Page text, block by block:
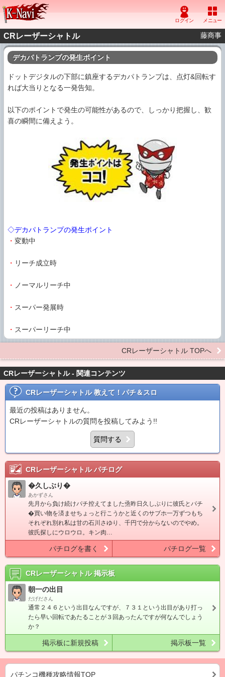
CRレーザーシャトル 藤商事
デカパトランプの発生ポイント
ドットデジタルの下部に鎮座するデカパトランプは、点灯&回転す
れば大当りとなる一発告知。
以下のポイントで発生の可能性があるので、しっかり把握し、歓
喜の瞬間に備えよう。
◇デカパトランプの発生ポイント
・ 変動中
・ リーチ成立時
・ ノーマルリーチ中
・ スーパー発展時
・ スーパーリーチ中
CRレーザーシャトル TOPへ
CRレーザーシャトル - 関連コンテンツ
CRレーザーシャトル教えて！パチ＆スロ
最近の投稿はありません。
CRレーザーシャトルの質問を投稿してみよう!!
質問する
CRレーザーシャトルパチログ
�久しぶり�
あかずさん
先月から負け続けパチ控えてました焏昨日久しぶりに彼氏とパチ
�買い物を済ませちょっと行こうかと近くのサブホ一万ずつもち
それぞれ別れ私は甘の石川さゆり、千円で分からないのでやめ。
彼氏探しにウロウロ。キン肉…
パチログを書く パチログ一覧
CRレーザーシャトル掲示板
朝一の出目
だげださん
通常２４６という出目なんですが、７３１という出目があり打っ
たら早い回転であたることが３回あったんですが何なんでしょう
か？
掲示板に新規投稿 掲示板一覧
パチンコ機種攻略情報TOP